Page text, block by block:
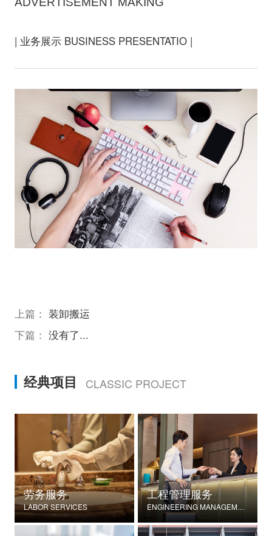
| 业务展示 BUSINESS PRESENTATIO |
上篇： 装卸搬运
下篇： 没有了...
经典项目 CLASSIC PROJECT
劳务服务
LABOR SERVICES
工程管理服务
ENGINEERING MANAGEMENT SERVICES